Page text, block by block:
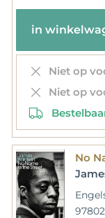
in
Niet op
Niet op
No